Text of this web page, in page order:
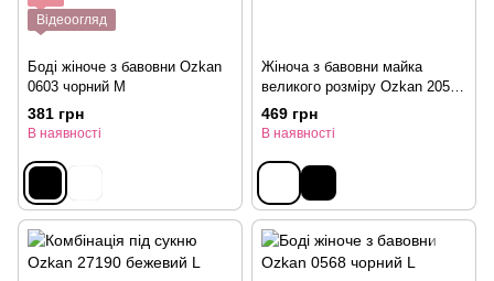
Відеоогляд
Боді жіноче з бавовни Ozkan
0603 чорний M
381 грн
В наявності
Жіноча з бавовни майка
великого розміру Ozkan 20575
білий XXL
469 грн
В наявності